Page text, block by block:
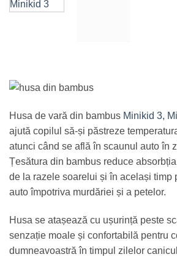
Husa de vară din bambus Minikid 3,
ajută copilul să-și păstreze
atunci când se află în scaunul auto în
Țesătura din bambus reduce
de la razele soarelui și în același timp
auto împotriva murdăriei și a petelor.
Husa se atașează cu ușurință peste
senzație moale și confortabilă pentru
dumneavoastră în timpul zilelor